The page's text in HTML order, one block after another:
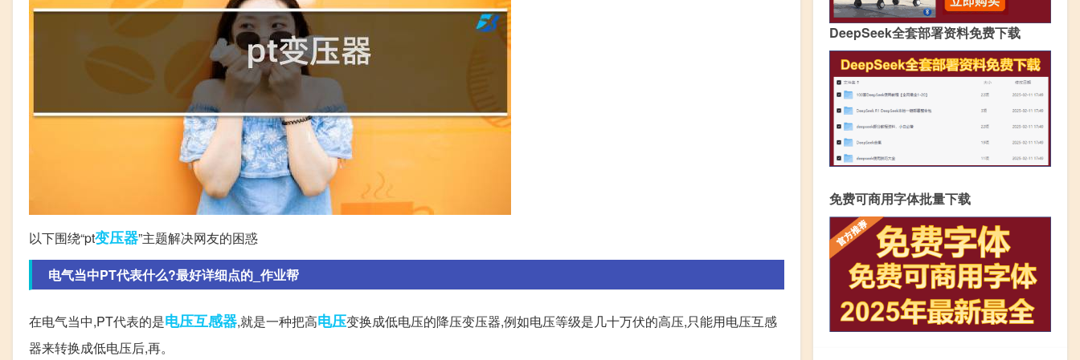
以下围绕“pt变压器”主题解决网友的困惑
电气当中PT代表什么?最好详细点的_作业帮
在电气当中,PT代表的是电压互感器,就是一种把高电压变换成低电压的降压变压器,例如电压等级是几十万伏的高压,只能用电压互感
器来转换成低电压后,再。
DeepSeek全套部署资料免费下载
免费可商用字体批量下载